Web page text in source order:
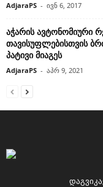
AdjaraPS - ივნ 6, 2017
აჭარის ავტონომიური
თავისუფლებისთვის
პატივი მიაგეს
AdjaraPS - აპრ 9, 2021